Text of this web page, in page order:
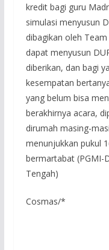
kredit bagi guru
simulasi menyusun
dibagikan oleh
dapat menyusun
diberikan, dan bagi
kesempatan
yang belum bisa
berakhirnya acara,
dirumah masing-
menunjukkan pukul
bermartabat (PGMI-
Tengah)
Cosmas/*